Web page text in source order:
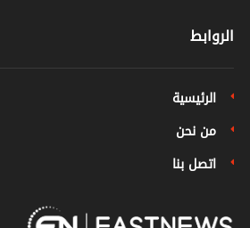
الروابط
الرئيسية
من نحن
اتصل بنا